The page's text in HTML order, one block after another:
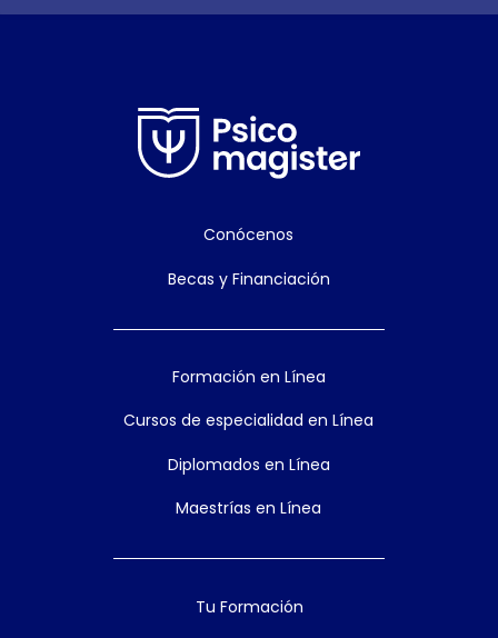
Conócenos
Becas y Financiación
Formación en Línea
Cursos de especialidad en Línea
Diplomados en Línea
Maestrías en Línea
Tu Formación